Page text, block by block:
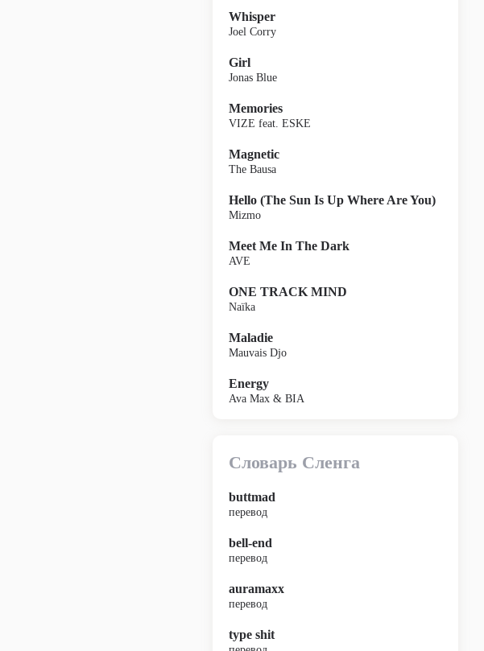
Whisper
Joel Corry
Girl
Jonas Blue
Memories
VIZE feat. ESKE
Magnetic
The Bausa
Hello (The Sun Is Up Where Are You)
Mizmo
Meet Me In The Dark
AVE
ONE TRACK MIND
Naïka
Maladie
Mauvais Djo
Energy
Ava Max & BIA
Словарь Сленга
buttmad
перевод
bell-end
перевод
auramaxx
перевод
type shit